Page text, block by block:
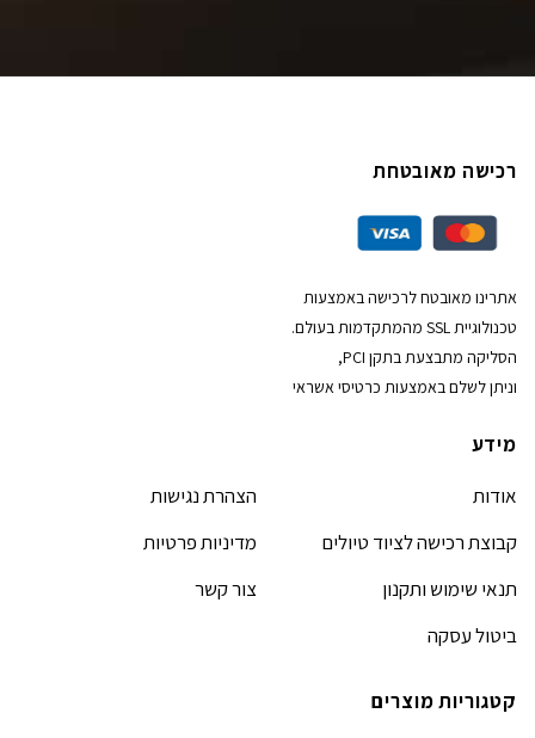
רכישה מאובטחת
אתרינו מאובטח לרכישה באמצעות
טכנולוגיית SSL מהמתקדמות בעולם.
הסליקה מתבצעת בתקן PCI,
וניתן לשלם באמצעות כרטיסי אשראי
מידע
אודות
קבוצת רכישה לציוד טיולים
תנאי שימוש ותקנון
ביטול עסקה
הצהרת נגישות
מדיניות פרטיות
צור קשר
קטגוריות מוצרים